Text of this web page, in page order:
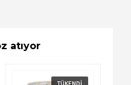
atıyor